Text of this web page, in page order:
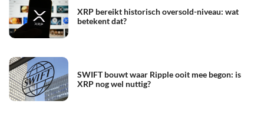
XRP bereikt historisch oversold-niveau: wat
betekent dat?
SWIFT bouwt waar Ripple ooit mee begon: is
XRP nog wel nuttig?